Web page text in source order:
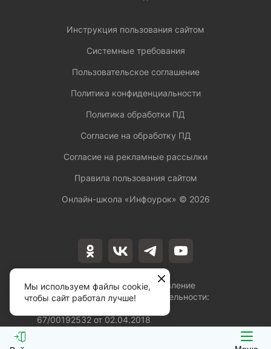
Лицензия на осуществление
образовательной деятельности:
67/00192532 от 02.04.2018
Инструкция пользования сайтом
Системные требования
Пользовательское соглашение
Политика конфиденциальности
Политика обработки ПД
Согласие на обработку ПД
Согласие на рекламные рассылки
Правила пользования сайтом
Онлайн-школа «Инфоурок» © 2026
Мы используем файлы cookie,
чтобы сайт работал лучше!